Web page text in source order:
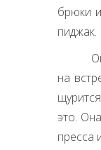
брюки
на
это.
пресса